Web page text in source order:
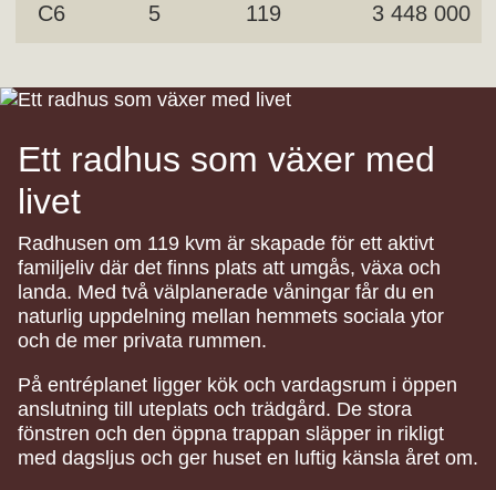
C6 5 119 3 448 000
Ett radhus som växer med
livet
Radhusen om 119 kvm är skapade för ett aktivt
familjeliv där det finns plats att umgås, växa och
landa. Med två välplanerade våningar får du en
naturlig uppdelning mellan hemmets sociala ytor
och de mer privata rummen.
På entréplanet ligger kök och vardagsrum i öppen
anslutning till uteplats och trädgård. De stora
fönstren och den öppna trappan släpper in rikligt
med dagsljus och ger huset en luftig känsla året om.